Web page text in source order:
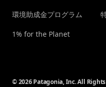
環境助成金プログラム
1% for the Planet
© 2026 Patagonia, Inc. All